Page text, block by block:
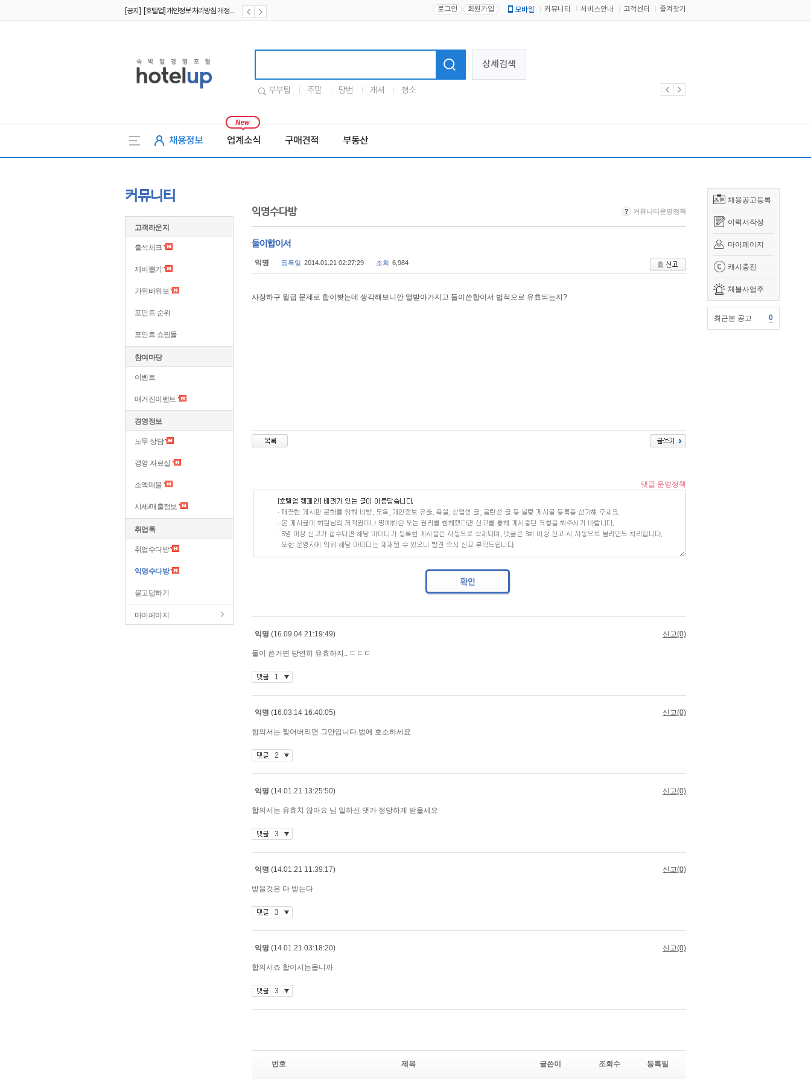
[공지] [호텔업] 개인정보 처리방침 개정본1 (19.09.02) 로그인 회원가입 모바일 커뮤니티 서비스안내 고객센터 즐겨찾기
상세검색
부부팀 주말 당번 캐셔 청소
채용정보 업계소식 구매견적 부동산
채용공고등록
이력서작성
마이페이지
캐시충전
체불사업주
최근본 공고 0
커뮤니티
고객라운지
출석체크
제비뽑기
가위바위보
포인트 순위
포인트 쇼핑몰
참여마당
이벤트
매거진이벤트
경영정보
노무 상담
경영 자료실
소액매물
시세/매출정보
취업톡
취업수다방
익명수다방
묻고답하기
마이페이지
익명수다방 커뮤니티운영정책
둘이합이서
익명 등록일 2014.01.21 02:27:29 조회 6,984
사장하구 윌급 문제로 합이봣는데 생각해보니깐 열받아가지고 둘이쓴합이서 법적으로 유효되는지?
번호 제목 글쓴이 조회수 등록일